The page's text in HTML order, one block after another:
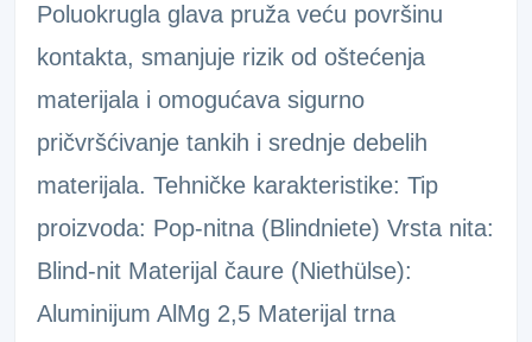
Poluokrugla glava pruža veću površinu
kontakta, smanjuje rizik od oštećenja
materijala i omogućava sigurno
pričvršćivanje tankih i srednje debelih
materijala. Tehničke karakteristike: Tip
proizvoda: Pop-nitna (Blindniete) Vrsta nita:
Blind-nit Materijal čaure (Niethülse):
Aluminijum AlMg 2,5 Materijal trna